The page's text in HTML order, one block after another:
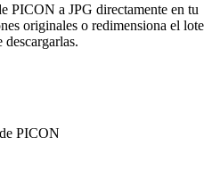
PICON a JPG directamente en tu
originales o redimensiona el lote
PICON